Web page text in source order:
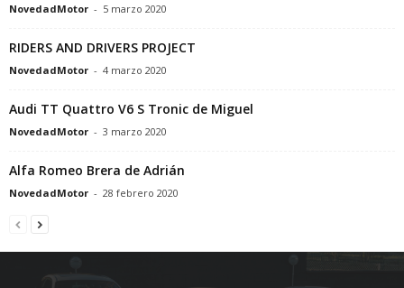
NovedadMotor - 5 marzo 2020
RIDERS AND DRIVERS PROJECT
NovedadMotor - 4 marzo 2020
Audi TT Quattro V6 S Tronic de Miguel
NovedadMotor - 3 marzo 2020
Alfa Romeo Brera de Adrián
NovedadMotor - 28 febrero 2020